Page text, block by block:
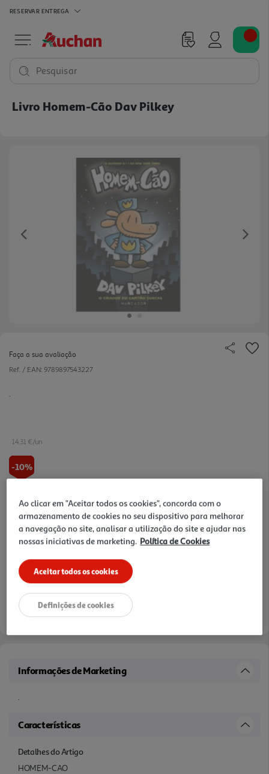
RESERVAR ENTREGA
Pesquisar
Livro Homem-Cão Dav Pilkey
Previous
Faça a sua avaliação
Ref. / EAN: 9789897543227
14.31 €/un
-10%
14,31 €
Notas de preparação
Informações de Marketing
.
Características
Detalhes do Artigo
HOMEM-CAO
Ao clicar em "Aceitar todos os cookies", concorda com o
armazenamento de cookies no seu dispositivo para melhorar
a navegação no site, analisar a utilização do site e ajudar nas
nossas iniciativas de marketing. Política de Cookies
Aceitar todos os cookies
Definições de cookies